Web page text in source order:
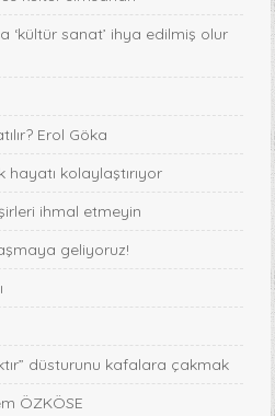
‘kültür sanat’ ihya edilmiş olur
Erol Göka
hayatı kolaylaştırıyor
ihmal etmeyin
geliyoruz!
düsturunu kafalara çakmak
ÖZKÖSE